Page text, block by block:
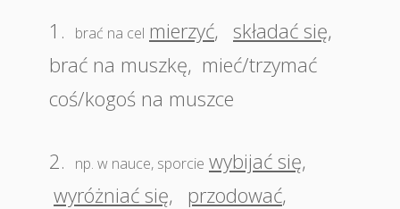
1.
brać na cel mierzyć, składać się,
brać na muszkę, mieć/trzymać
coś/kogoś na muszce
2. np. w nauce, sporcie wybijać się,
wyróżniać się, przodować,